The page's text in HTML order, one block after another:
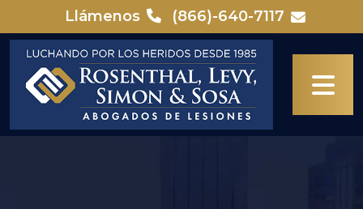
content
Llámenos (866)-640-7117